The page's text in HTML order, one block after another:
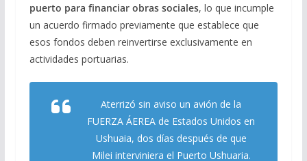
puerto para financiar obras sociales, lo que incumple
un acuerdo firmado previamente que establece que
esos fondos deben reinvertirse exclusivamente en
actividades portuarias.
Aterrizó sin aviso un avión de la
FUERZA ÁEREA de Estados Unidos en
Ushuaia, dos días después de que
Milei interviniera el Puerto Ushuaria.